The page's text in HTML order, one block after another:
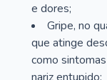
e dores;
Gripe, no
que atinge
como